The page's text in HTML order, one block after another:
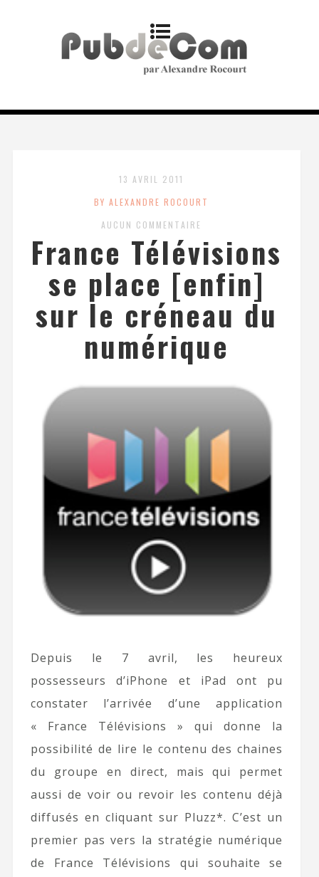
13 AVRIL 2011
BY ALEXANDRE ROCOURT
AUCUN COMMENTAIRE
France Télévisions
se place [enfin]
sur le créneau du
numérique
Depuis le 7 avril, les heureux
possesseurs d’iPhone et iPad ont pu
constater l’arrivée d’une application
« France Télévisions » qui donne la
possibilité de lire le contenu des chaines
du groupe en direct, mais qui permet
aussi de voir ou revoir les contenu déjà
diffusés en cliquant sur Pluzz*. C’est un
premier pas vers la stratégie numérique
de France Télévisions qui souhaite se